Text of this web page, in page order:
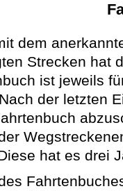
dem
Strecken hat
ist jeweils
der letzten
hat es drei